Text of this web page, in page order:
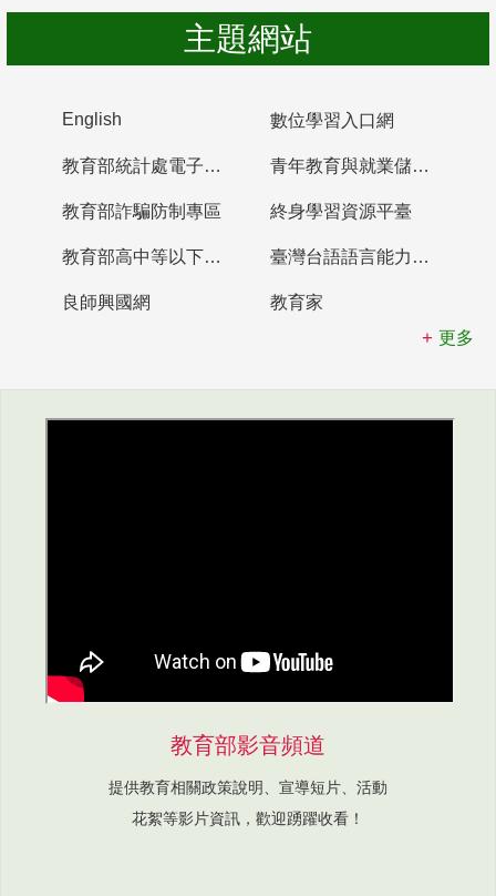
主題網站
English 數位學習入口網
教育部統計處電子書櫃 青年教育與就業儲蓄帳戶
教育部詐騙防制專區 終身學習資源平臺
教育部高中等以下學校及幼兒園教師資格檢定考試 臺灣台語語言能力認證網站
良師興國網
教育家
更多
教育部影音頻道
提供教育相關政策說明、宣導短片、活動
花絮等影片資訊，歡迎踴躍收看！